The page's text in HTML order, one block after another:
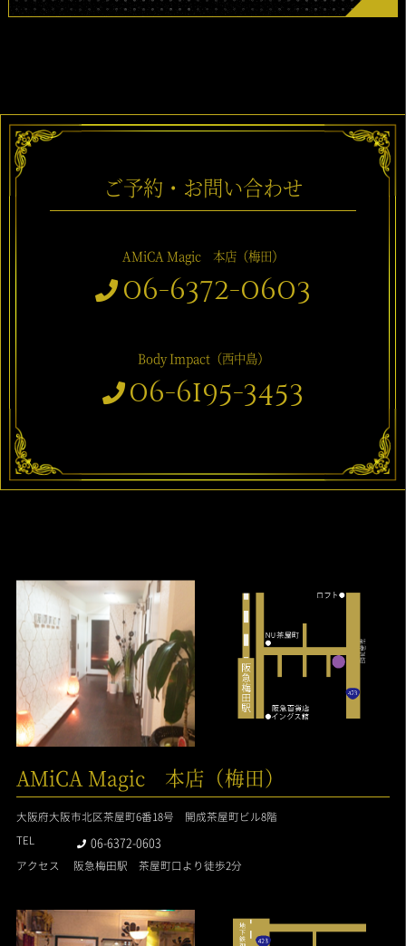
ご予約・お問い合わせ
AMiCA Magic 本店（梅田）
06-6372-0603
Body Impact（西中島）
06-6195-3453
AMiCA Magic 本店（梅田）
大阪府大阪市北区茶屋町6番18号 開成茶屋町ビル8階
TEL 06-6372-0603
アクセス 阪急梅田駅 茶屋町口より徒歩2分